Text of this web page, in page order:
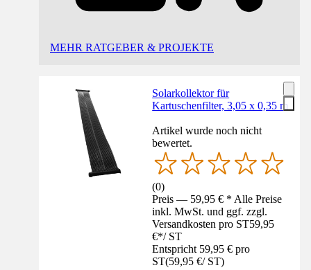
MEHR RATGEBER & PROJEKTE
Solarkollektor für
Kartuschenfilter, 3,05 x 0,35 m
Artikel wurde noch nicht
bewertet.
(0)
Preis — 59,95 € * Alle Preise
inkl. MwSt. und ggf. zzgl.
Versandkosten pro ST59,95
€*/ ST
Entspricht 59,95 € pro
ST(59,95 €/ ST)